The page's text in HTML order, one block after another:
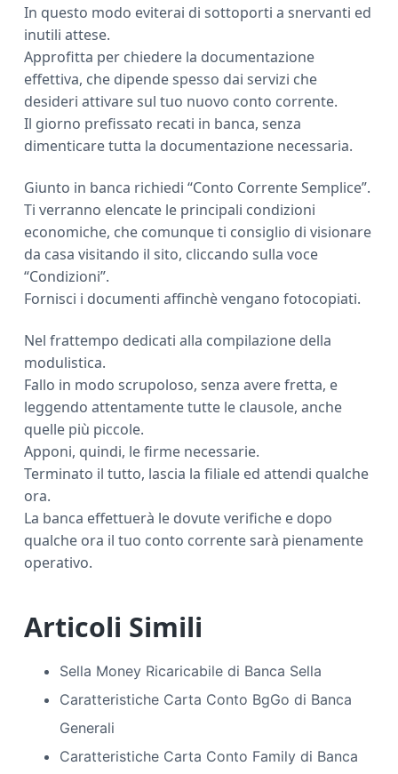
In questo modo eviterai di sottoporti a snervanti ed
inutili attese.
Approfitta per chiedere la documentazione
effettiva, che dipende spesso dai servizi che
desideri attivare sul tuo nuovo conto corrente.
Il giorno prefissato recati in banca, senza
dimenticare tutta la documentazione necessaria.
Giunto in banca richiedi “Conto Corrente Semplice”.
Ti verranno elencate le principali condizioni
economiche, che comunque ti consiglio di visionare
da casa visitando il sito, cliccando sulla voce
“Condizioni”.
Fornisci i documenti affinchè vengano fotocopiati.
Nel frattempo dedicati alla compilazione della
modulistica.
Fallo in modo scrupoloso, senza avere fretta, e
leggendo attentamente tutte le clausole, anche
quelle più piccole.
Apponi, quindi, le firme necessarie.
Terminato il tutto, lascia la filiale ed attendi qualche
ora.
La banca effettuerà le dovute verifiche e dopo
qualche ora il tuo conto corrente sarà pienamente
operativo.
Articoli Simili
Sella Money Ricaricabile di Banca Sella
Caratteristiche Carta Conto BgGo di Banca
Generali
Caratteristiche Carta Conto Family di Banca